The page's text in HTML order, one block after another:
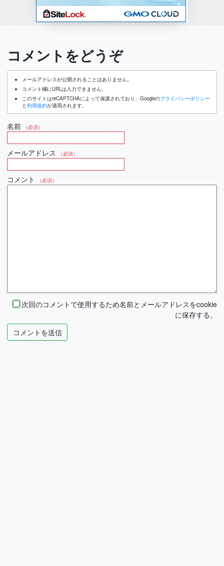
コメントをどうぞ
メールアドレスが公開されることはありません。
コメント欄にURLは入力できません。
このサイトはreCAPTCHAによって保護されており、Googleのプライバシーポリシー
と利用規約が適用されます。
名前 （必須）
メールアドレス （必須）
コメント （必須）
次回のコメントで使用するため名前とメールアドレスをcookie
に保存する。